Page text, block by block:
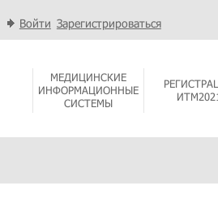
Войти Зарегистрироваться
МЕДИЦИНСКИЕ
ИНФОРМАЦИОННЫЕ
СИСТЕМЫ